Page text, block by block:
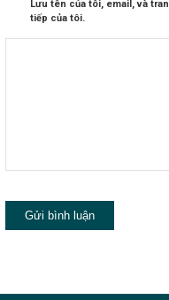
Lưu tên của tôi, email, và
tiếp của tôi.